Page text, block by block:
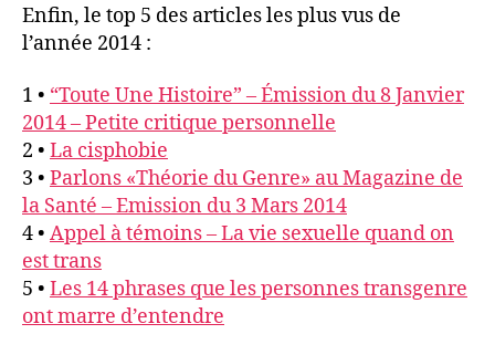
Enfin, le top 5 des articles les plus vus de
l’année 2014 :
1 • “Toute Une Histoire” – Émission du 8 Janvier
2014 – Petite critique personnelle
2 • La cisphobie
3 • Parlons «Théorie du Genre» au Magazine de
la Santé – Emission du 3 Mars 2014
4 • Appel à témoins – La vie sexuelle quand on
est trans
5 • Les 14 phrases que les personnes transgenre
ont marre d’entendre